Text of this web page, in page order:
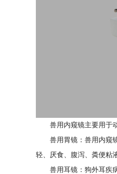
兽用内窥镜主要用于
兽用胃镜：兽用内窥
轻、厌食、腹泻、粪便粘
兽用耳镜：狗外耳疾